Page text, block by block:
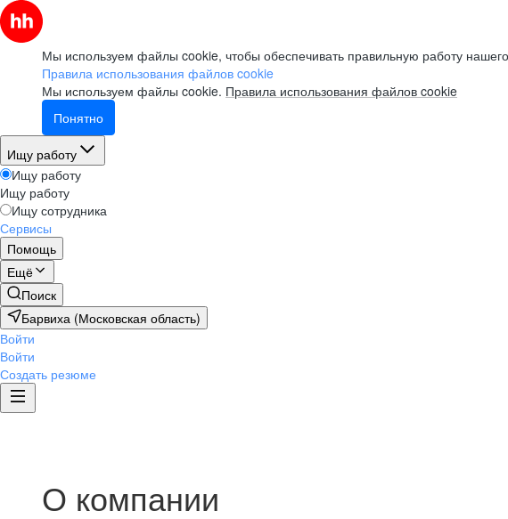
Мы используем файлы cookie, чтобы обеспечивать правильную работу
Правила использования файлов cookie
Мы используем файлы cookie. Правила использования файлов cookie
Понятно
Ищу работу
Ищу работу
Ищу работу
Ищу сотрудника
Сервисы
Помощь
Ещё
Поиск
Барвиха (Московская область)
Войти
Войти
Создать резюме
О компании